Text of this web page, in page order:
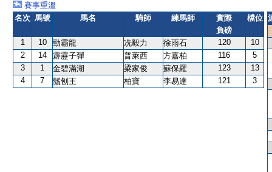
賽事重溫
名次 馬號 馬名 騎師 練馬師
實際
負磅
檔位
1 10 勁霸龍 冼毅力 徐雨石 120
10
2
14 霹靂子彈 普萊西 方嘉柏 116
5
3
1 金碧滿湖 梁家俊 蘇保羅 123
13
4
7 鬚刨王 柏寶 李易達 121 3